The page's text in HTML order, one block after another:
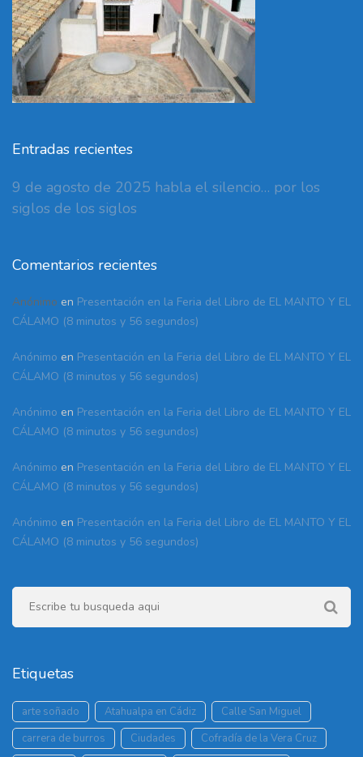
Entradas recientes
9 de agosto de 2025 habla el silencio… por los
siglos de los siglos
Comentarios recientes
Anónimo en Presentación en la Feria del Libro de EL MANTO Y EL
CÁLAMO (8 minutos y 56 segundos)
Anónimo en Presentación en la Feria del Libro de EL MANTO Y EL
CÁLAMO (8 minutos y 56 segundos)
Anónimo en Presentación en la Feria del Libro de EL MANTO Y EL
CÁLAMO (8 minutos y 56 segundos)
Anónimo en Presentación en la Feria del Libro de EL MANTO Y EL
CÁLAMO (8 minutos y 56 segundos)
Anónimo en Presentación en la Feria del Libro de EL MANTO Y EL
CÁLAMO (8 minutos y 56 segundos)
Etiquetas
arte soñado Atahualpa en Cádiz
Calle San Miguel
carrera de burros
Ciudades
Cofradía de la Vera Cruz